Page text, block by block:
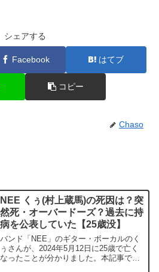
シェアする
Facebook はてブ
コピー
Chaso
NEE くぅ(村上蔵馬)の死因は？突
然死・オーバードーズ？過去に持
病を公表していた【25歳没】
バンド「NEE」のギター・ボーカルのく
ぅさんが、2024年5月12日に25歳で亡く
なったことが分かりました。本記事で